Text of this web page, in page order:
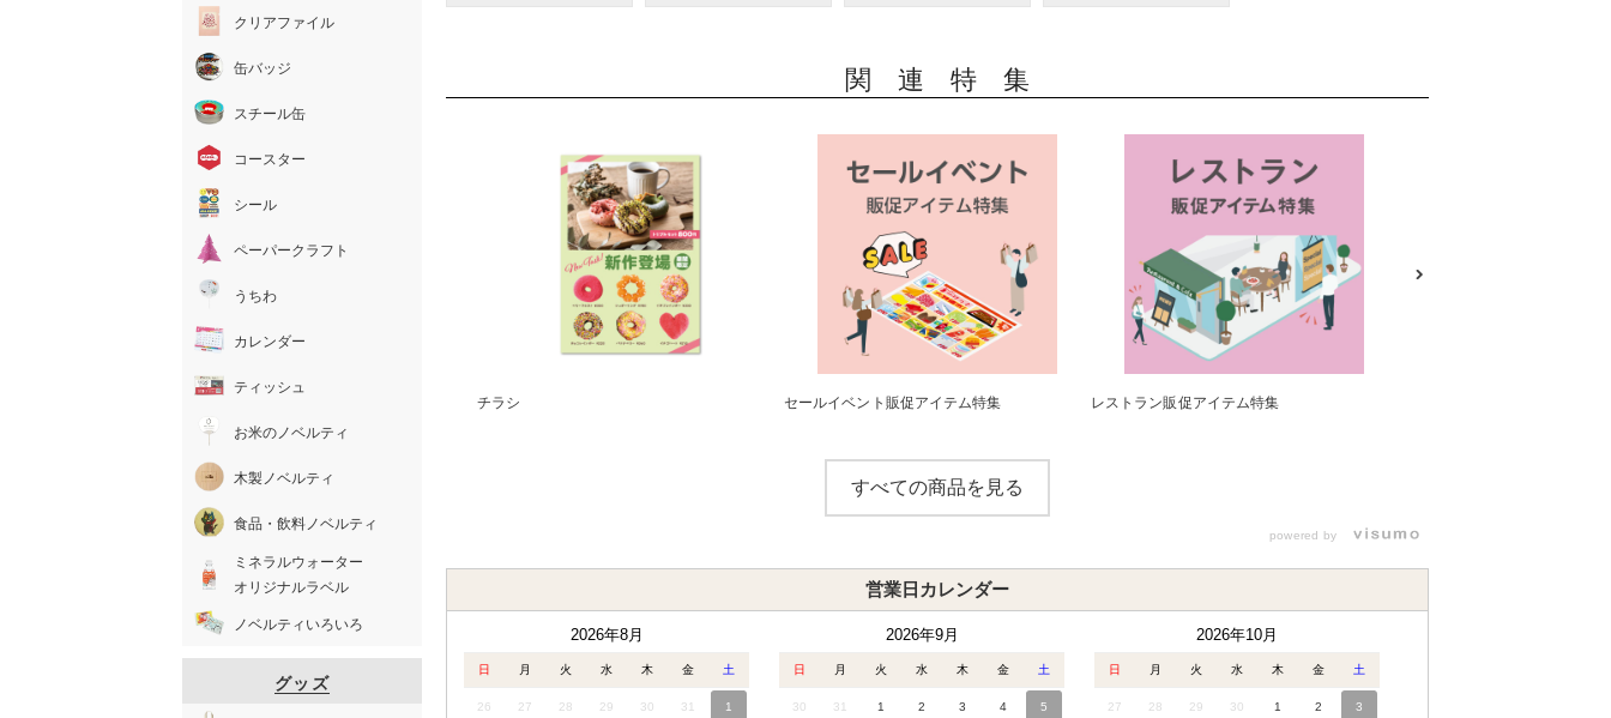
関 連 特 集
チラシ セールイベント販促アイテム特集 レストラン販促アイテム特集
すべての商品を見る
powered by
営業日カレンダー
2026年8月
日 月 火 水 木 金 土
26 27 28 29 30 31 1
2026年9月
日 月 火 水 木 金 土
30 31 1 2 3 4 5
2026年10月
日 月 火 水 木 金 土
27 28 29 30 1 2 3
クリアファイル
缶バッジ
スチール缶
コースター
シール
ペーパークラフト
うちわ
カレンダー
ティッシュ
お米のノベルティ
木製ノベルティ
食品・飲料ノベルティ
ミネラルウォーター
オリジナルラベル
ノベルティいろいろ
グッズ